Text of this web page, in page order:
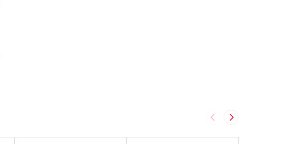
Imagem Anterior
Próxima Imagem